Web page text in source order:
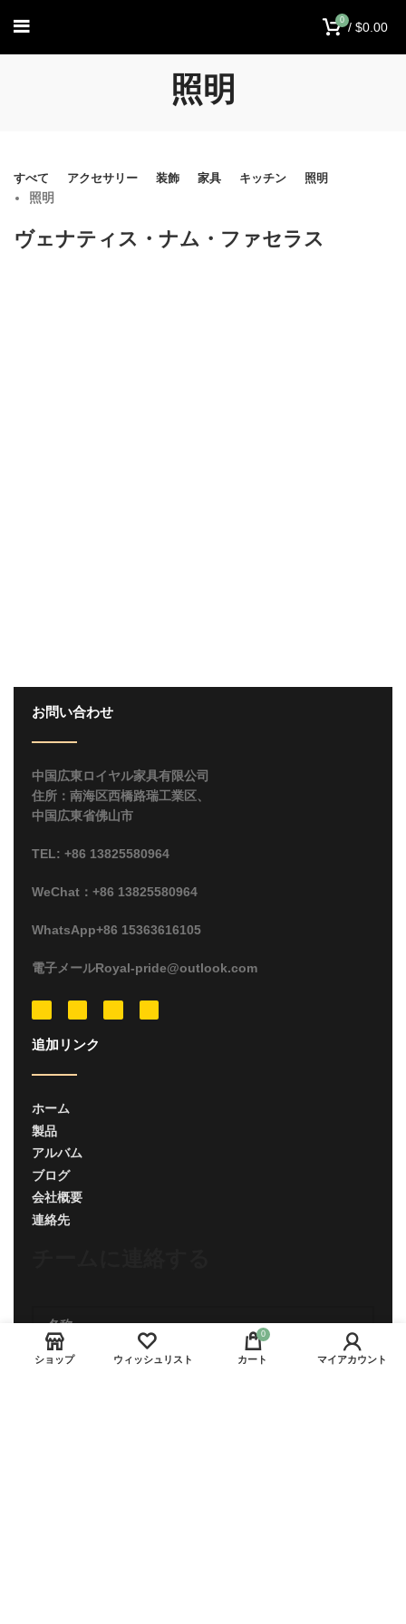
0 / $0.00
照明
すべて アクセサリー 装飾 家具 キッチン 照明
照明
ヴェナティス・ナム・ファセラス
お問い合わせ
中国広東ロイヤル家具有限公司
住所：南海区西橋路瑞工業区、
中国広東省佛山市
TEL: +86 13825580964
WeChat：+86 13825580964
WhatsApp+86 15363616105
電子メールRoyal-pride@outlook.com
追加リンク
ホーム
製品
アルバム
ブログ
会社概要
連絡先
ショップ ウィッシュリスト
0
カート マイアカウント